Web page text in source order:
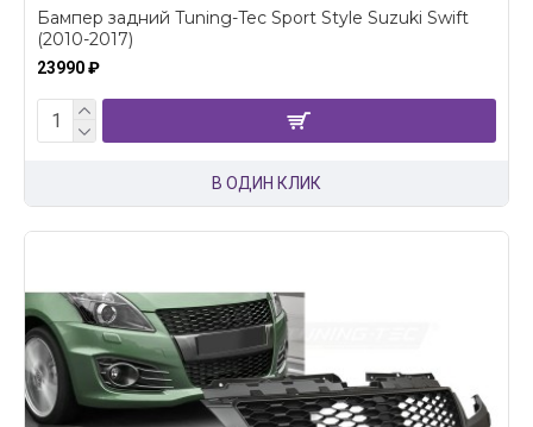
Бампер задний Tuning-Tec Sport Style Suzuki Swift
(2010-2017)
23990 ₽
В ОДИН КЛИК